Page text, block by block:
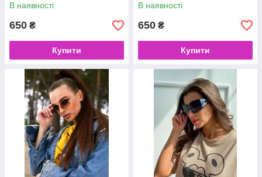
В наявності
650 ₴
Купити
В наявності
650 ₴
Купити